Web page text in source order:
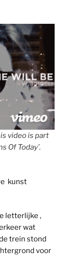
video is part
Of Today’.
kunst
letterlijke ,
wat
trein stond
voor